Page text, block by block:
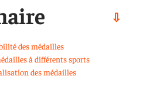
des médailles
à différents sports
des médailles